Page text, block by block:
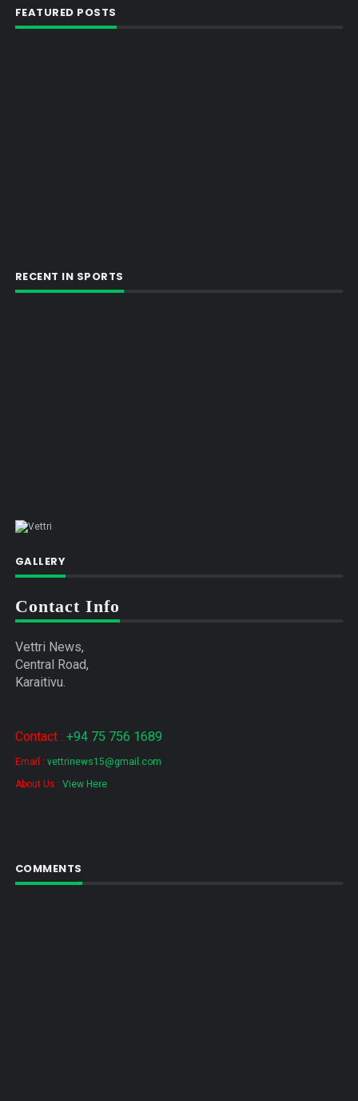
FEATURED POSTS
RECENT IN SPORTS
GALLERY
Contact Info
Vettri News,
Central Road,
Karaitivu.
Contact : +94 75 756 1689
Email : vettrinews15@gmail.com
About Us : View Here
COMMENTS